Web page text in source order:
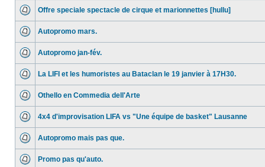
Offre speciale spectacle de cirque et marionnettes [hullu]
Autopromo mars.
Autopromo jan-fév.
La LIFI et les humoristes au Bataclan le 19 janvier à 17H30.
Othello en Commedia dell'Arte
4x4 d'improvisation LIFA vs "Une équipe de basket" Lausanne
Autopromo mais pas que.
Promo pas qu'auto.